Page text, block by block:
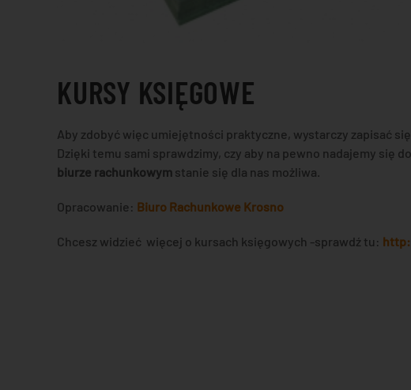
KURSY KSIĘGOWE
Aby zdobyć więc umiejętności praktyczne, wystarczy zapisać
Dzięki temu sami sprawdzimy, czy aby na pewno nadajemy się
biurze rachunkowym stanie się dla nas możliwa.
Opracowanie: Biuro Rachunkowe Krosno
Chcesz widzieć więcej o kursach księgowych -sprawdź tu: